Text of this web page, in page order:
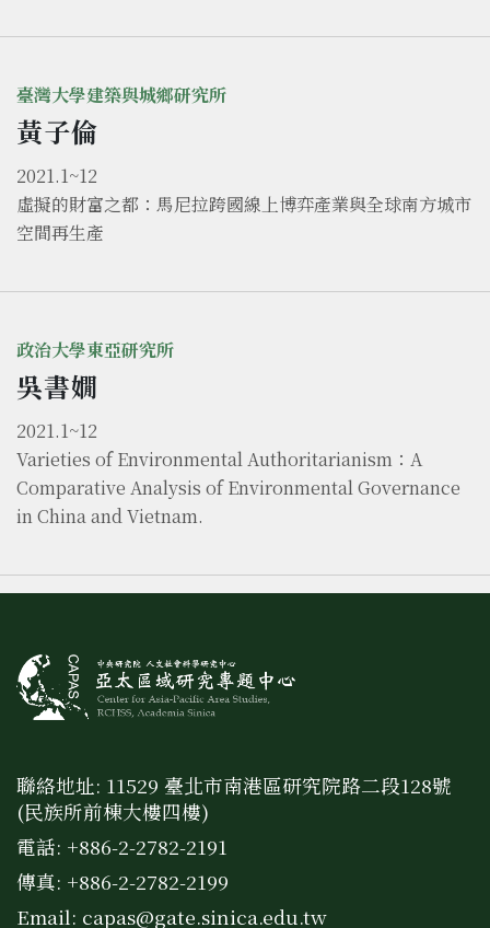
臺灣大學建築與城鄉研究所
黃子倫
2021.1~12
虛擬的財富之都：馬尼拉跨國線上博弈產業與全球南方城市
空間再生產
政治大學東亞研究所
吳書嫺
2021.1~12
Varieties of Environmental Authoritarianism：A
Comparative Analysis of Environmental Governance
in China and Vietnam.
聯絡地址: 11529 臺北市南港區研究院路二段128號
(民族所前棟大樓四樓)
電話: +886-2-2782-2191
傳真: +886-2-2782-2199
Email: capas@gate.sinica.edu.tw